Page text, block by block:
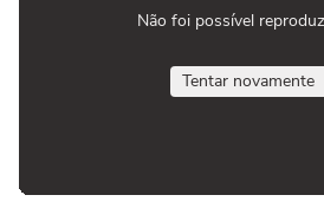
Não foi possível
Tentar novamente